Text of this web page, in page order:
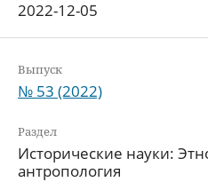
2022-12-05
Выпуск
№ 53 (2022)
Раздел
Исторические науки:
антропология